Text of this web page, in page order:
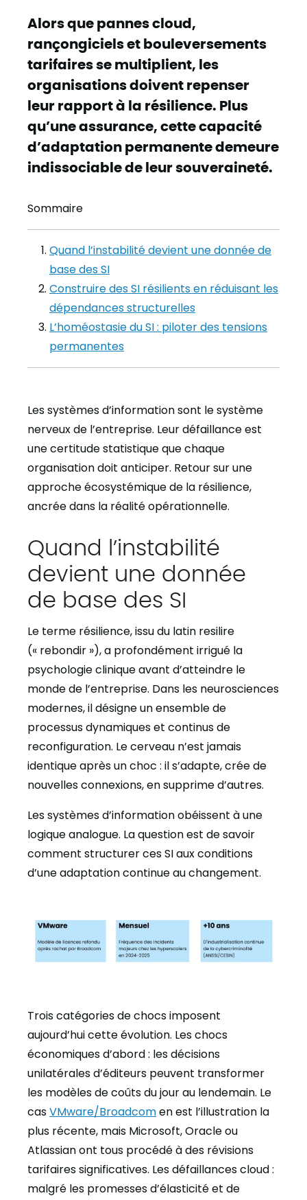
Alors que pannes cloud,
rançongiciels et bouleversements
tarifaires se multiplient, les
organisations doivent repenser
leur rapport à la résilience. Plus
qu’une assurance, cette capacité
d’adaptation permanente demeure
indissociable de leur souveraineté.
Sommaire
Quand l’instabilité devient une donnée de
base des SI
Construire des SI résilients en réduisant les
dépendances structurelles
L’homéostasie du SI : piloter des tensions
permanentes
Les systèmes d’information sont le système
nerveux de l’entreprise. Leur défaillance est
une certitude statistique que chaque
organisation doit anticiper. Retour sur une
approche écosystémique de la résilience,
ancrée dans la réalité opérationnelle.
Quand l’instabilité
devient une donnée
de base des SI
Le terme résilience, issu du latin resilire
(« rebondir »), a profondément irrigué la
psychologie clinique avant d’atteindre le
monde de l’entreprise. Dans les neurosciences
modernes, il désigne un ensemble de
processus dynamiques et continus de
reconfiguration. Le cerveau n’est jamais
identique après un choc : il s’adapte, crée de
nouvelles connexions, en supprime d’autres.
Les systèmes d’information obéissent à une
logique analogue. La question est de savoir
comment structurer ces SI aux conditions
d’une adaptation continue au changement.
Trois catégories de chocs imposent
aujourd’hui cette évolution. Les chocs
économiques d’abord : les décisions
unilatérales d’éditeurs peuvent transformer
les modèles de coûts du jour au lendemain. Le
casVMware/Broadcomen est l’illustration la
plus récente, mais Microsoft, Oracle ou
Atlassian ont tous procédé à des révisions
tarifaires significatives. Les défaillances cloud :
malgré les promesses d’élasticité et de